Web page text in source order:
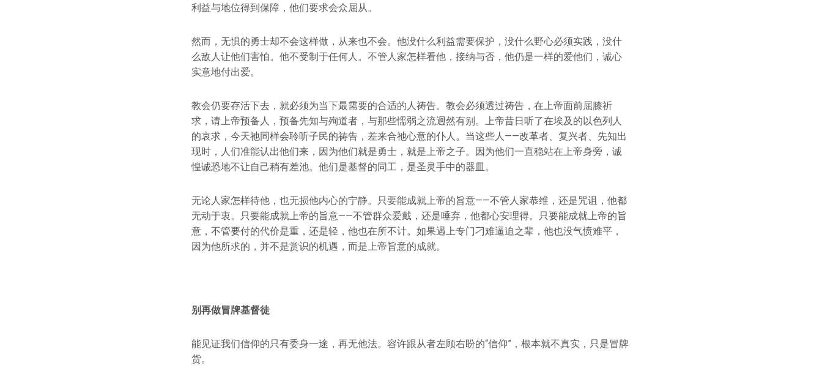
利益与地位得到保障，他们要求会众屈从。
然而，无惧的勇士却不会这样做，从来也不会。他没什么利益需要保护，没什么野心必须实践，没什
么敌人让他们害怕。他不受制于任何人。不管人家怎样看他，接纳与否，他仍是一样的爱他们，诚心
实意地付出爱。
教会仍要存活下去，就必须为当下最需要的合适的人祷告。教会必须透过祷告，在上帝面前屈膝祈
求，请上帝预备人，预备先知与殉道者，与那些懦弱之流迥然有别。上帝昔日听了在埃及的以色列人
的哀求，今天祂同样会聆听子民的祷告，差来合祂心意的仆人。当这些人——改革者、复兴者、先知出
现时，人们准能认出他们来，因为他们就是勇士，就是上帝之子。因为他们一直稳站在上帝身旁，诚
惶诚恐地不让自己稍有差池。他们是基督的同工，是圣灵手中的器皿。
无论人家怎样待他，也无损他内心的宁静。只要能成就上帝的旨意——不管人家恭维，还是咒诅，他都
无动于衷。只要能成就上帝的旨意——不管群众爱戴，还是唾弃，他都心安理得。只要能成就上帝的旨
意，不管要付的代价是重，还是轻，他也在所不计。如果遇上专门刁难逼迫之辈，他也没气愤难平，
因为他所求的，并不是赏识的机遇，而是上帝旨意的成就。
别再做冒牌基督徒
能见证我们信仰的只有委身一途，再无他法。容许跟从者左顾右盼的“信仰”，根本就不真实，只是冒牌
货。